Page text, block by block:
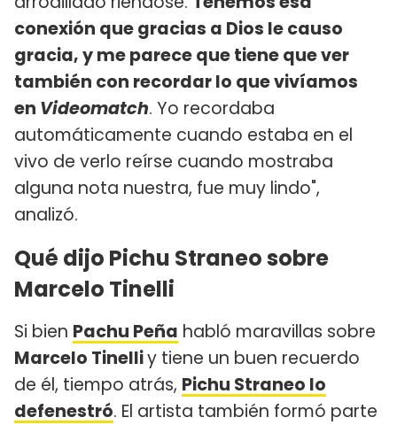
conexión que gracias a Dios le causo
gracia, y me parece que tiene que ver
también con recordar lo que vivíamos
en Videomatch. Yo recordaba
automáticamente cuando estaba en el
vivo de verlo reírse cuando mostraba
alguna nota nuestra, fue muy lindo",
analizó.
Qué dijo Pichu Straneo sobre
Marcelo Tinelli
Si bien Pachu Peña habló maravillas sobre
Marcelo Tinelliy tiene un buen recuerdo
de él, tiempo atrás, Pichu Straneo lo
defenestró. El artista también formó parte